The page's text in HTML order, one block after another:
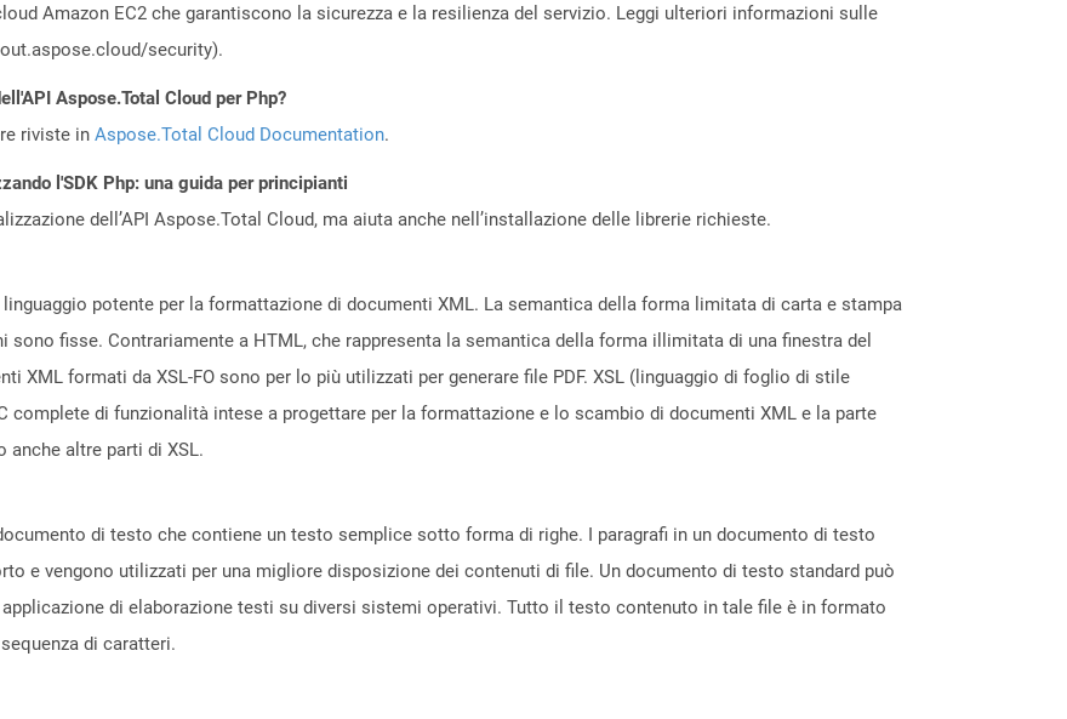
Amazon EC2 che garantiscono la sicurezza e la resilienza del servizio. Leggi ulteriori informazioni sulle
security).
Aspose.Total Cloud per Php?
riviste in Aspose.Total Cloud Documentation.
l'SDK Php: una guida per principianti
dell’API Aspose.Total Cloud, ma aiuta anche nell’installazione delle librerie richieste.
potente per la formattazione di documenti XML. La semantica della forma limitata di carta e stampa
sono fisse. Contrariamente a HTML, che rappresenta la semantica della forma illimitata di una finestra del
XML formati da XSL-FO sono per lo più utilizzati per generare file PDF. XSL (linguaggio di foglio di stile
complete di funzionalità intese a progettare per la formattazione e lo scambio di documenti XML e la parte
anche altre parti di XSL.
di testo che contiene un testo semplice sotto forma di righe. I paragrafi in un documento di testo
e vengono utilizzati per una migliore disposizione dei contenuti di file. Un documento di testo standard può
di elaborazione testi su diversi sistemi operativi. Tutto il testo contenuto in tale file è in formato
di caratteri.